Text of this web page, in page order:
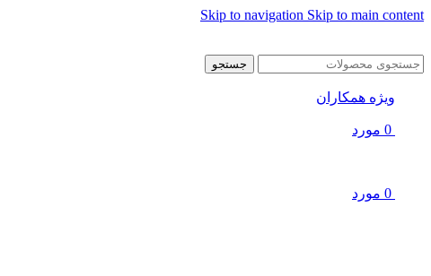
Skip to navigation Skip to main content
جستجو
ویژه همکاران
0 مورد
0 مورد